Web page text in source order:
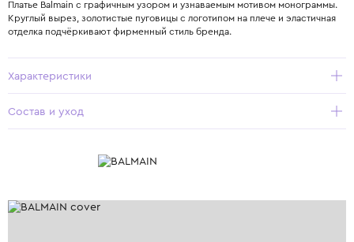
Платье Balmain с графичным узором и узнаваемым мотивом монограммы.
Круглый вырез, золотистые пуговицы с логотипом на плече и эластичная
отделка подчёркивают фирменный стиль бренда.
Характеристики
Состав и уход